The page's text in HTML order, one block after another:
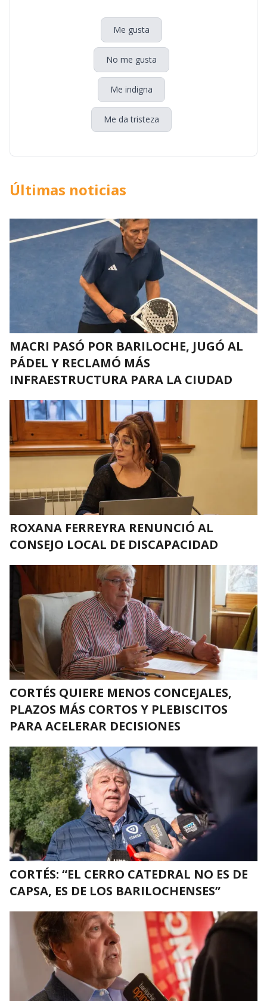
Me gusta
No me gusta
Me indigna
Me da tristeza
Últimas noticias
MACRI PASÓ POR BARILOCHE, JUGÓ AL
PÁDEL Y RECLAMÓ MÁS
INFRAESTRUCTURA PARA LA CIUDAD
ROXANA FERREYRA RENUNCIÓ AL
CONSEJO LOCAL DE DISCAPACIDAD
CORTÉS QUIERE MENOS CONCEJALES,
PLAZOS MÁS CORTOS Y PLEBISCITOS
PARA ACELERAR DECISIONES
CORTÉS: “EL CERRO CATEDRAL NO ES DE
CAPSA, ES DE LOS BARILOCHENSES”